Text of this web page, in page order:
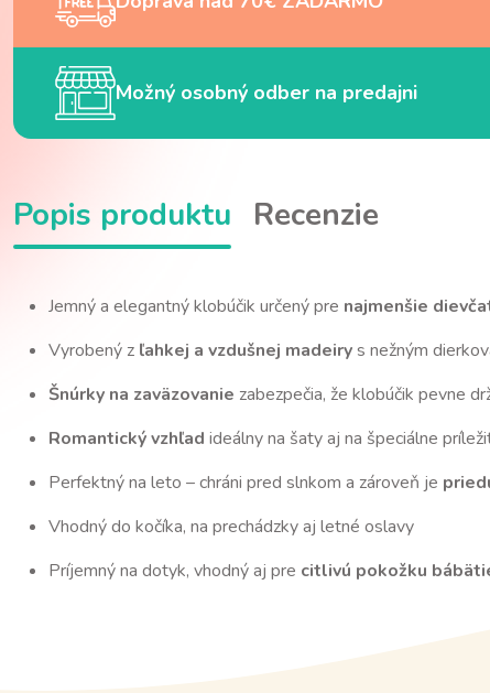
Možný osobný odber na predajni
Popis produktu Recenzie
Jemný a elegantný klobúčik určený pre najmenšie
Vyrobený z ľahkej a vzdušnej madeirys nežným
Šnúrky na zaväzovanie zabezpečia, že klobúčik pevne
Romantický vzhľad ideálny na šaty aj na špeciálne
Perfektný na leto – chráni pred slnkom a zároveň je
Vhodný do kočíka, na prechádzky aj letné oslavy
Príjemný na dotyk, vhodný aj pre citlivú pokožku